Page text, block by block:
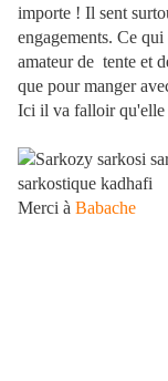
importe ! Il sent
engagements. Ce
amateur de tente et
que pour manger
Ici il va falloir qu'elle
Merci à Babache